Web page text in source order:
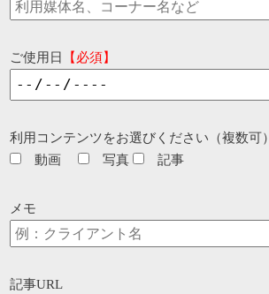
ご使用日 【必須】
利用コンテンツをお選びください（複数可）
動画
写真 記事
メモ
記事URL